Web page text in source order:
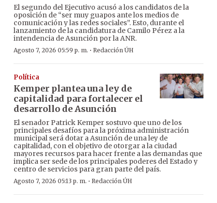
El segundo del Ejecutivo acusó a los candidatos de la
oposición de “ser muy guapos ante los medios de
comunicación y las redes sociales”. Esto, durante el
lanzamiento de la candidatura de Camilo Pérez a la
intendencia de Asunción por la ANR.
Agosto 7, 2026 05:59 p. m. · Redacción ÚH
Política
Kemper plantea una ley de
capitalidad para fortalecer el
desarrollo de Asunción
El senador Patrick Kemper sostuvo que uno de los
principales desafíos para la próxima administración
municipal será dotar a Asunción de una ley de
capitalidad, con el objetivo de otorgar a la ciudad
mayores recursos para hacer frente a las demandas que
implica ser sede de los principales poderes del Estado y
centro de servicios para gran parte del país.
Agosto 7, 2026 05:13 p. m. · Redacción ÚH